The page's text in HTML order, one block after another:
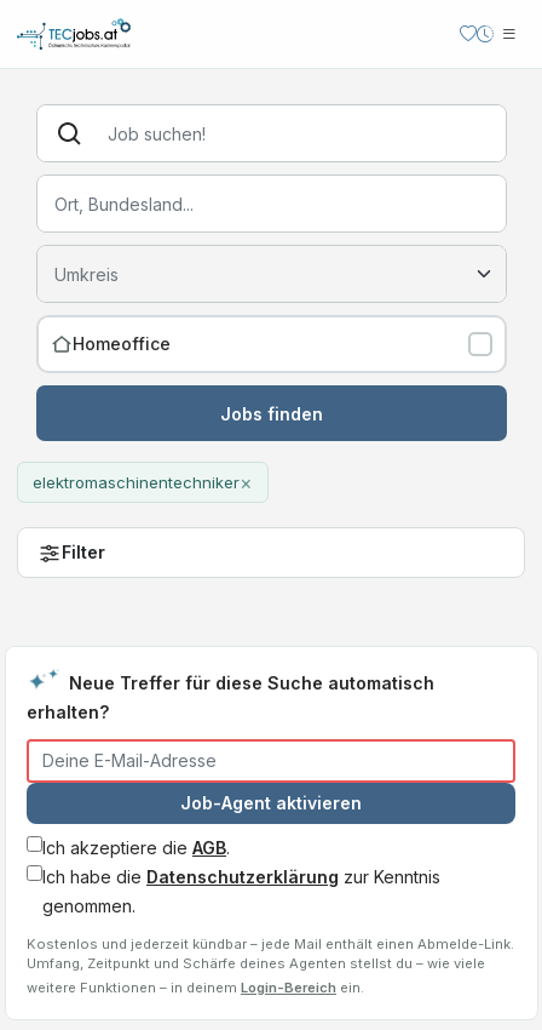
Homeoffice
Jobs finden
elektromaschinentechniker×
Filter
Neue Treffer für diese Suche automatisch
erhalten?
Job-Agent aktivieren
Ich akzeptiere die AGB.
Ich habe die Datenschutzerklärung zur Kenntnis
genommen.
Kostenlos und jederzeit kündbar – jede Mail enthält einen Abmelde-Link.
Umfang, Zeitpunkt und Schärfe deines Agenten stellst du – wie viele
weitere Funktionen – in deinem Login-Bereich ein.